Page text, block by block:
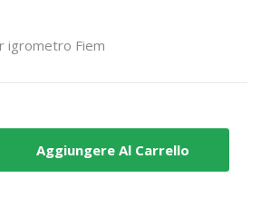
igrometro Fiem
Aggiungere Al Carrello